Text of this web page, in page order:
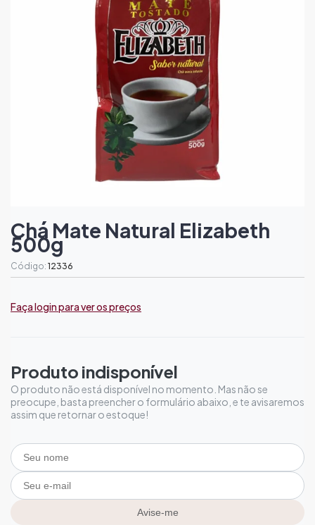
Chá Mate Natural Elizabeth
500g
Código: 12336
Faça login para ver os preços
Produto indisponível
O produto não está disponível no momento. Mas não se
preocupe, basta preencher o formulário abaixo, e te avisaremos
assim que retornar o estoque!
Avise-me